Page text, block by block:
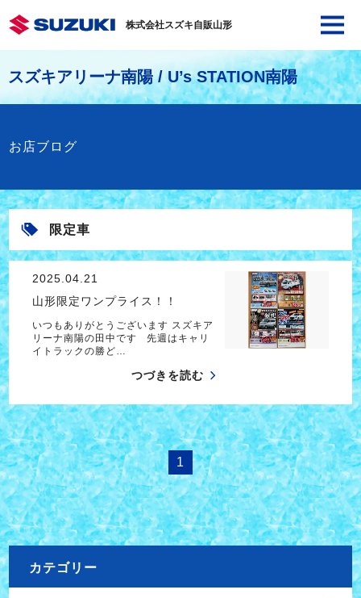
株式会社スズキ自販山形
スズキアリーナ南陽 / U’s STATION南陽
お店ブログ
限定車
2025.04.21
山形限定ワンプライス！！
いつもありがとうございます スズキア
リーナ南陽の田中です 先週はキャリ
イトラックの勝ど…
つづきを読む
1
カテゴリー